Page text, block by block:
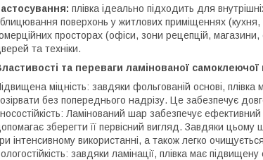
плівка ідеально підходить для
поверхонь у житлових приміщеннях (кухня,
просторах (офіси, зони рецепцій,
та техніки.
та переваги ламінованої самоклеючої
міцність: завдяки фольгованій основі,
без попереднього надрізу. Це забезпечує
Ламінований шар забезпечує
зберегти її первісний вигляд. Завдяки
інтенсивному використанні, а також легко
завдяки ламінації, плівка має